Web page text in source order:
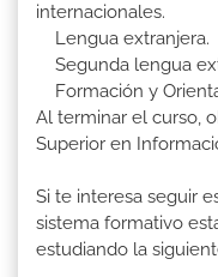
internacionales.
Lengua extranjera.
Segunda lengua
Formación y
Al terminar el curso,
Superior en
Si te interesa seguir
sistema formativo
estudiando la